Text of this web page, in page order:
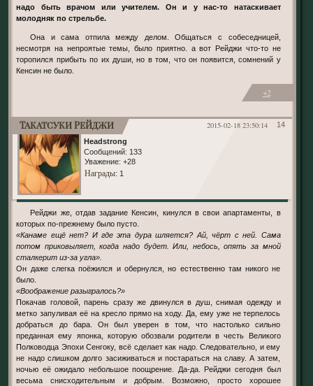
надо быть врачом или учителем. Он и у нас-то натаскивает
молодняк по стрельбе.
Она и сама отпила между делом. Общаться с собеседницей,
несмотря на непроятые темы, было приятно. а вот Рейджи что-то не
торопился прибыть по их души, но в том, что он появится, сомнений у
Кенсин не было.
+2
14
2015-02-18 23:50:14
Такатсуки Рейджи
Headstrong
Сообщений: 133
Уважение: +28
Награды: 1
Рейджи же, отдав задание Кенсин, кинулся в свои апартаменты, в
которых по-прежнему было пусто.
«Канаме ещё нет? И где эта дура шляется? Ай, чёрт с ней. Сама
потом приковыляет, когда надо будет. Или, небось, опять за мной
сталкерит из-за угла».
Он даже слегка поёжился и обернулся, но естественно там никого не
было.
«Воображение разыгралось?»
Покачав головой, парень сразу же двинулся в душ, снимая одежду и
метко запуливая её на кресло прямо на ходу. Да, ему уже не терпелось
добраться до бара. Он был уверен в том, что настолько сильно
преданная ему японка, которую обозвали родители в честь Великого
Полководца Эпохи Сенгоку, всё сделает как надо. Следовательно, и ему
не надо слишком долго засиживаться и постараться на славу. А затем,
ночью её ожидало небольшое поощрение. Да-да. Рейджи сегодня был
весьма снисходительным и добрым. Возможно, просто хорошее